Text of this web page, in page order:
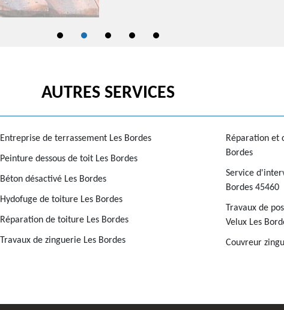
AUTRES SERVICES
Entreprise de terrassement Les Bordes
Peinture dessous de toit Les Bordes
Béton désactivé Les Bordes
Hydofuge de toiture Les Bordes
Réparation de toiture Les Bordes
Travaux de zinguerie Les Bordes
Réparation et
Bordes
Service
Bordes 45460
Travaux de
Velux Les
Couvreur